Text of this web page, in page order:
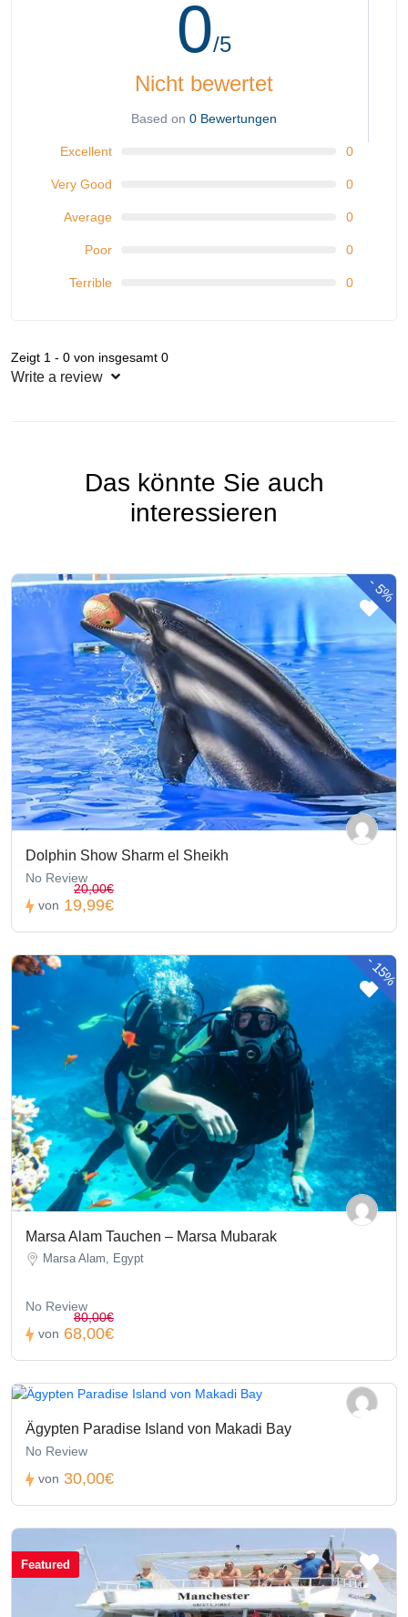
0/5
Nicht bewertet
Based on 0 Bewertungen
Excellent 0
Very Good 0
Average 0
Poor 0
Terrible 0
Zeigt 1 - 0 von insgesamt 0
Write a review
Das könnte Sie auch
interessieren
-
5%
Dolphin Show Sharm el Sheikh
No Review
von
20,00€
19,99€
-
15%
Marsa Alam Tauchen – Marsa Mubarak
Marsa Alam, Egypt
No Review
von
80,00€
68,00€
Ägypten Paradise Island von Makadi Bay
No Review
von 30,00€
Featured